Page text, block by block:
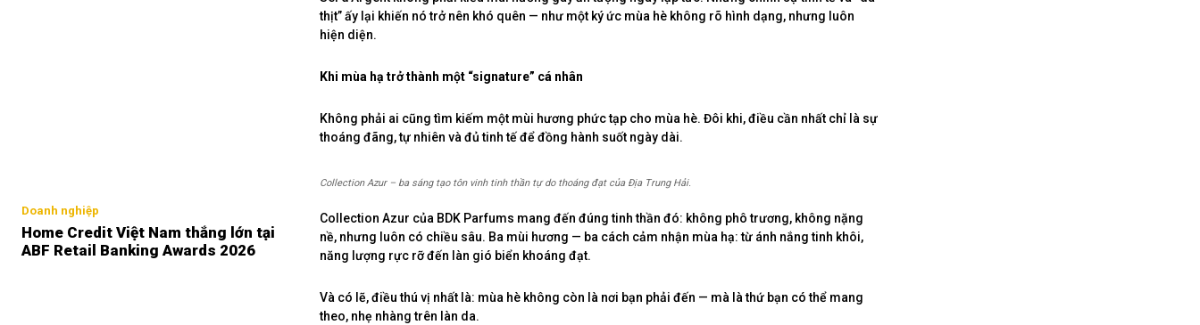
Doanh nghiệp
Home Credit Việt Nam thắng lớn tại
ABF Retail Banking Awards 2026
thịt” ấy lại khiến nó trở nên khó quên — như một ký ức mùa hè không rõ hình dạng, nhưng luôn
hiện diện.
Khi mùa hạ trở thành một “signature” cá nhân
Không phải ai cũng tìm kiếm một mùi hương phức tạp cho mùa hè. Đôi khi, điều cần nhất chỉ là sự
thoáng đãng, tự nhiên và đủ tinh tế để đồng hành suốt ngày dài.
Collection Azur – ba sáng tạo tôn vinh tinh thần tự do thoáng đạt của Địa Trung Hải.
Collection Azur của BDK Parfums mang đến đúng tinh thần đó: không phô trương, không nặng
nề, nhưng luôn có chiều sâu. Ba mùi hương — ba cách cảm nhận mùa hạ: từ ánh nắng tinh khôi,
năng lượng rực rỡ đến làn gió biển khoáng đạt.
Và có lẽ, điều thú vị nhất là: mùa hè không còn là nơi bạn phải đến — mà là thứ bạn có thể mang
theo, nhẹ nhàng trên làn da.